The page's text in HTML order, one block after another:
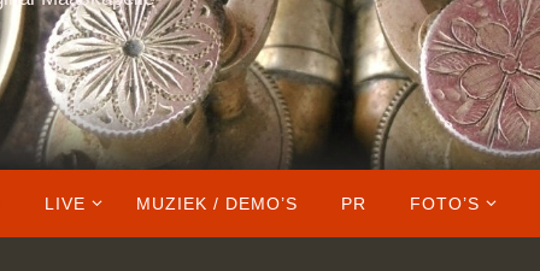
LIVE MUZIEK / DEMO’S PR FOTO’S